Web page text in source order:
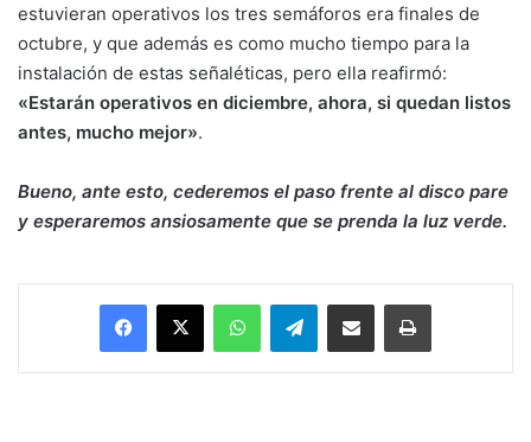
estuvieran operativos los tres semáforos era finales de
octubre, y que además es como mucho tiempo para la
instalación de estas señaléticas, pero ella reafirmó:
«Estarán operativos en diciembre, ahora, si quedan listos
antes, mucho mejor».
Bueno, ante esto, cederemos el paso frente al disco pare
y esperaremos ansiosamente que se prenda la luz verde.
Facebook
X WhatsAppTelegramEnviar vía email Imprimir